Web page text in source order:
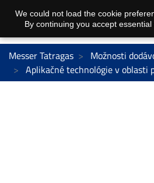
Messer Tatragas
Možnosti
Aplikačné technológie v oblasti
We could not load the cookie
By continuing you accept essential